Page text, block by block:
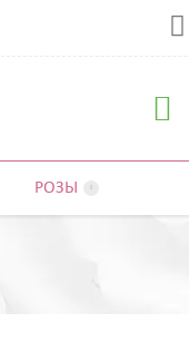


РОЗЫ